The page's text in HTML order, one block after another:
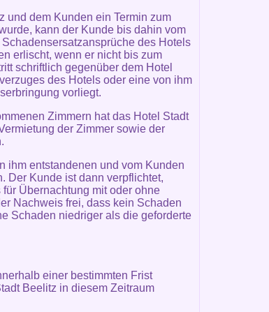
und dem Kunden ein Termin zum
kann der Kunde bis dahin vom
des Hotels
erlischt, wenn er nicht bis zum
schriftlich gegenüber dem Hotel
des Hotels oder eine von ihm
vorliegt.
Zimmern hat das Hotel Stadt
der Zimmer sowie der
ihm entstandenen und vom Kunden
Der Kunde ist dann verpflichtet,
Übernachtung mit oder ohne
Nachweis frei, dass kein Schaden
Schaden niedriger als die geforderte
einer bestimmten Frist
Beelitz in diesem Zeitraum